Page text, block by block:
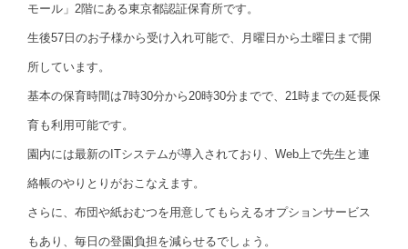
モール」2階にある東京都認証保育所です。
生後57日のお子様から受け入れ可能で、月曜日から土曜日まで開
所しています。
基本の保育時間は7時30分から20時30分までで、21時までの延長保
育も利用可能です。
園内には最新のITシステムが導入されており、Web上で先生と連
絡帳のやりとりがおこなえます。
さらに、布団や紙おむつを用意してもらえるオプションサービス
もあり、毎日の登園負担を減らせるでしょう。